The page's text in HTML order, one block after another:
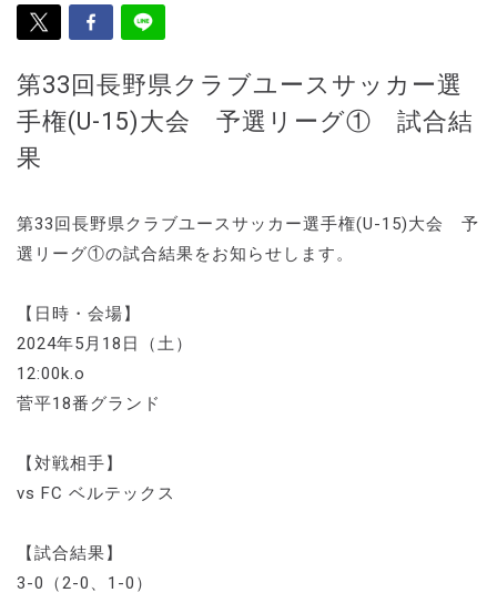
第33回長野県クラブユースサッカー選
手権(U-15)大会 予選リーグ① 試合結
果
第33回長野県クラブユースサッカー選手権(U-15)大会 予
選リーグ①の試合結果をお知らせします。
【日時・会場】
2024年5月18日（土）
12:00k.o
菅平18番グランド
【対戦相手】
vs FC ベルテックス
【試合結果】
3-0（2-0、1-0）